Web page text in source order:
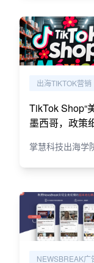
出海TIKTOK营销
TikTok Shop“
墨西哥，政策
掌慧科技出海学
NEWSBREAK广